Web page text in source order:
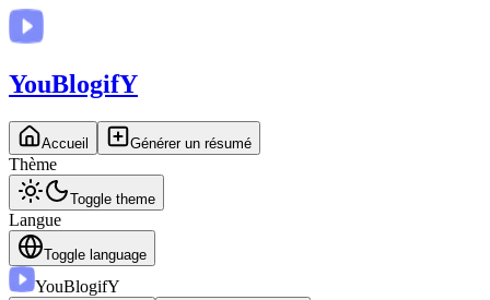
YouBlogifY
Accueil Générer un résumé
Thème
Toggle theme
Langue
Toggle language
YouBlogifY